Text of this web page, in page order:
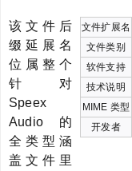
文件扩展名
文件类别
软件支持
技术说明
MIME 类型
开发者
该文件后
缀延展名
位属整个
针对
Speex
Audio 的
全类型涵
盖文件里